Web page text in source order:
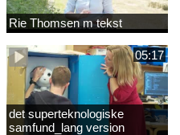
Rie Thomsen m tekst
05:17
det superteknologiske
samfund_lang version